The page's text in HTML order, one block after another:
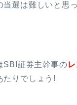
当選は難しいと思
SBI証券主幹事の
たりでしょう!